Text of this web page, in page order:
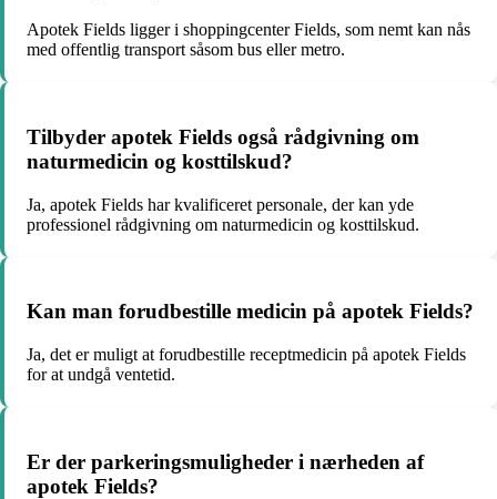
Apotek Fields ligger i shoppingcenter Fields, som nemt kan nås
med offentlig transport såsom bus eller metro.
Tilbyder apotek Fields også rådgivning om
naturmedicin og kosttilskud?
Ja, apotek Fields har kvalificeret personale, der kan yde
professionel rådgivning om naturmedicin og kosttilskud.
Kan man forudbestille medicin på apotek Fields?
Ja, det er muligt at forudbestille receptmedicin på apotek Fields
for at undgå ventetid.
Er der parkeringsmuligheder i nærheden af
apotek Fields?